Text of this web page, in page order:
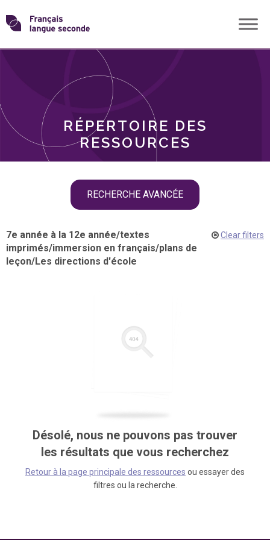
Skip
toTransformons
langue
RÉPERTOIRE DES
RESSOURCES
RECHERCHE AVANCÉE
THÈMES
7e année à la 12e année/textes
imprimés/immersion en français/plans de
leçon/Les directions d'école
Clear filters
Désolé, nous ne pouvons pas trouver
les résultats que vous recherchez
Retour à la page principale des ressources ou essayer des
filtres ou la recherche.